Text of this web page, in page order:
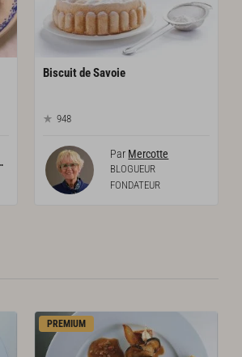
BiscuitdeSavoie
948
Par Mercotte
BLOGUEUR
FONDATEUR
PREMIUM